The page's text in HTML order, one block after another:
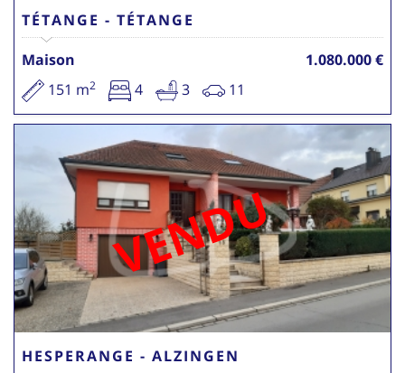
TÉTANGE - TÉTANGE
Maison
1.080.000 €
151 m2 4 3 11
VENDU
HESPERANGE - ALZINGEN